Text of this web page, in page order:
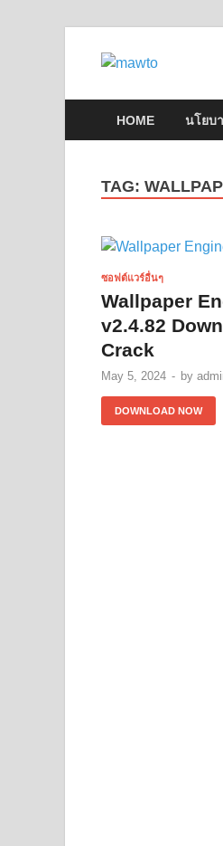
HOME นโยบ
TAG:
ซอฟต์แวร์อื่นๆ
Wallpaper
v2.4.82
Crack
May 5, 2024 - by
DOWNLOAD NOW